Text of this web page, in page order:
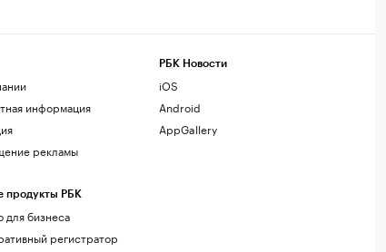
информация
рекламы
продукты РБК
для бизнеса
регистратор
РБК Новости
iOS
Android
AppGallery